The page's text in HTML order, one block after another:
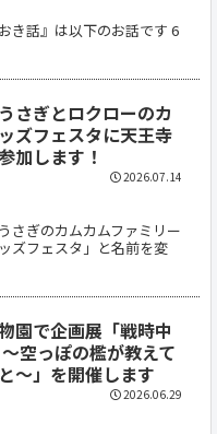
き話』は以下のお話です 6
さぎとロクローのカ
ズフェスタに天王寺
加します！
さぎのカムカムファミリー
ズフェスタ」と名前を変
2026.07.14
園で企画展「戦時中
空っぽの檻が教えて
～」を開催します
2026.06.29